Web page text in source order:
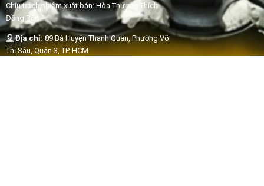
Chịu trách nhiệm xuất bản: Hòa Thượng Thích
Đồng Bổn
Địa chỉ: 89 Bà Huyện Thanh Quan, Phường Võ
Thị Sáu, Quận 3, TP. HCM